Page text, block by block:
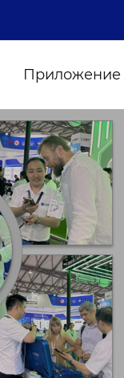
Приложение